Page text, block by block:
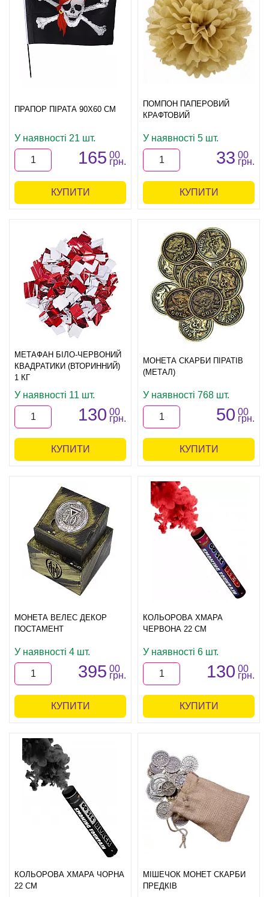
ПРАПОР ПІРАТА 90Х60 СМ
У наявності 21 шт.
165 00
грн.
КУПИТИ
ПОМПОН ПАПЕРОВИЙ
КРАФТОВИЙ
У наявності 5 шт.
33 00
грн.
КУПИТИ
МЕТАФАН БІЛО-ЧЕРВОНИЙ
КВАДРАТИКИ (ВТОРИННИЙ)
1 КГ
У наявності 11 шт.
130 00
грн.
КУПИТИ
МОНЕТА СКАРБИ ПІРАТІВ
(МЕТАЛ)
У наявності 768 шт.
50 00
грн.
КУПИТИ
МОНЕТА ВЕЛЕС ДЕКОР
ПОСТАМЕНТ
У наявності 4 шт.
395 00
грн.
КУПИТИ
КОЛЬОРОВА ХМАРА
ЧЕРВОНА 22 СМ
У наявності 6 шт.
130 00
грн.
КУПИТИ
КОЛЬОРОВА ХМАРА ЧОРНА
22 СМ
МІШЕЧОК МОНЕТ СКАРБИ
ПРЕДКІВ